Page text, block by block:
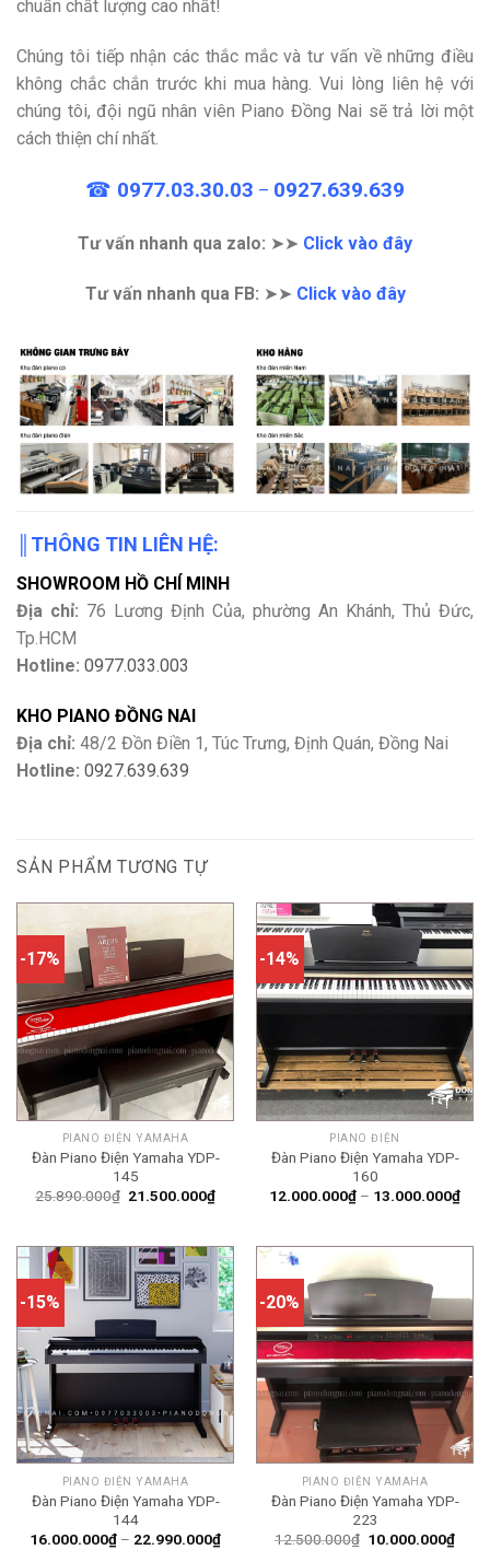
chuẩn chất lượng cao nhất!
Chúng tôi tiếp nhận các thắc mắc và tư vấn về những điều
không chắc chắn trước khi mua hàng. Vui lòng liên hệ với
chúng tôi, đội ngũ nhân viên Piano Đồng Nai sẽ trả lời một
cách thiện chí nhất.
☎ 0977.03.30.03 – 0927.639.639
Tư vấn nhanh qua zalo: ➤➤ Click vào đây
Tư vấn nhanh qua FB: ➤➤ Click vào đây
THÔNG TIN LIÊN HỆ:
SHOWROOM HỒ CHÍ MINH
Địa chỉ: 76 Lương Định Của, phường An Khánh, Thủ Đức,
Tp.HCM
Hotline: 0977.033.003
KHO PIANO ĐỒNG NAI
Địa chỉ: 48/2 Đồn Điền 1, Túc Trưng, Định Quán, Đồng Nai
Hotline: 0927.639.639
SẢN PHẨM TƯƠNG TỰ
-17%
PIANO ĐIỆN YAMAHA
Đàn Piano Điện Yamaha YDP-
145
25.890.000₫ Giá
21.500.000₫Giá
21.500.000₫.
-14%
PIANO ĐIỆN
Đàn Piano Điện Yamaha YDP-
160
12.000.000₫ – 13.000.000₫
đến
-15%
PIANO ĐIỆN YAMAHA
Đàn Piano Điện Yamaha YDP-
144
16.000.000₫ – 22.990.000₫Khoảng
-20%
PIANO ĐIỆN YAMAHA
Đàn Piano Điện Yamaha YDP-
223
12.500.000₫ Giá
10.000.000₫Giá